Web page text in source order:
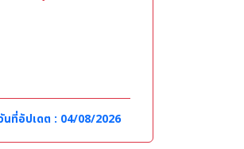
นที่อัปเดต : 04/08/2026